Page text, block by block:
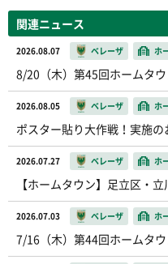
関連ニュース
2026.08.07 ベレーザ ホ
8/20（木）第45回ホームタ
2026.08.05 ベレーザ ホ
ポスター貼り大作戦！実施の
2026.07.27 ベレーザ ホ
【ホームタウン】足立区・
2026.07.03 ベレーザ ホ
7/16（木）第44回ホームタ